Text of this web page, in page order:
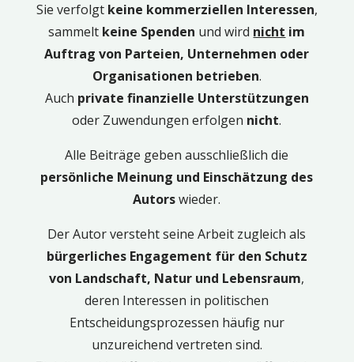
Sie verfolgt keine kommerziellen Interessen,
sammelt keine Spenden und wird nicht im
Auftrag von Parteien, Unternehmen oder
Organisationen betrieben.
Auch private finanzielle Unterstützungen
oder Zuwendungen erfolgen nicht.
Alle Beiträge geben ausschließlich die
persönliche Meinung und Einschätzung des
Autorswieder.
Der Autor versteht seine Arbeit zugleich als
bürgerliches Engagement für den Schutz
von Landschaft, Natur und Lebensraum,
deren Interessen in politischen
Entscheidungsprozessen häufig nur
unzureichend vertreten sind.